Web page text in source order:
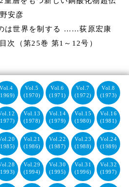
安彦
は世界を制する ……荻原宏康
次（第25巻 第1～12号）
Vol.4
Vol.5
(1970)
Vol.6
(1971)
Vol.7
(1972)
Vol.8
(1973)
Vol.13
(1978)
Vol.14
(1979)
Vol.15
(1980)
Vol.16
(1981)
Vol.21
(1986)
Vol.22
(1987)
Vol.23
(1988)
Vol.24
(1989)
Vol.29
(1994)
Vol.30
(1995)
Vol.31
(1996)
Vol.32
(1997)